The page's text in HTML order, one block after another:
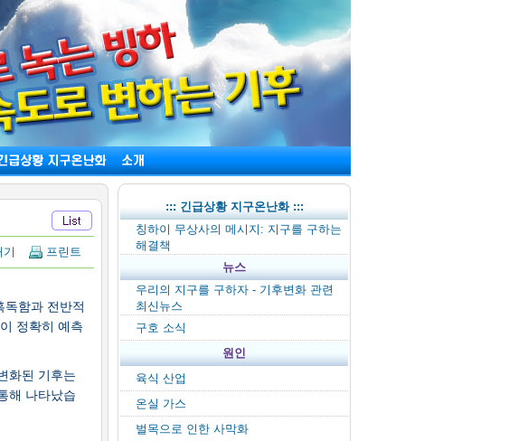
프린트
함과 전반적
정확히 예측
화된 기후는
해 나타났습
::: 긴급상황 지구온난화 :::
칭하이 무상사의 메시지: 지구를 구하는
해결책
뉴스
우리의 지구를 구하자 - 기후변화 관련
최신뉴스
구호 소식
원인
육식 산업
온실 가스
벌목으로 인한 사막화